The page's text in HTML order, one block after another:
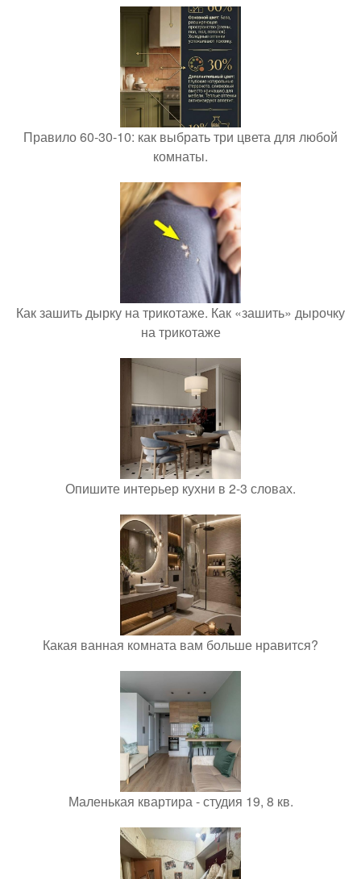
Правило 60-30-10: как выбрать три цвета для любой
комнаты.
Как зашить дырку на трикотаже. Как «зашить» дырочку
на трикотаже
Опишите интерьер кухни в 2-3 словах.
Какая ванная комната вам больше нравится?
Маленькая квартира - студия 19, 8 кв.